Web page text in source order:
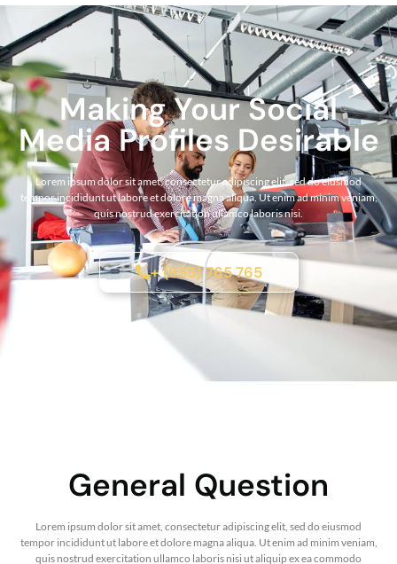
Making Your Social
Media Profiles Desirable
Lorem ipsum dolor sit amet, consectetur adipiscing elit, sed do eiusmod
tempor incididunt ut labore et dolore magna aliqua. Ut enim ad minim veniam,
quis nostrud exercitation ullamco laboris nisi.
+ (655) 765 765
General Question
Lorem ipsum dolor sit amet, consectetur adipiscing elit, sed do eiusmod
tempor incididunt ut labore et dolore magna aliqua. Ut enim ad minim veniam,
quis nostrud exercitation ullamco laboris nisi ut aliquip ex ea commodo